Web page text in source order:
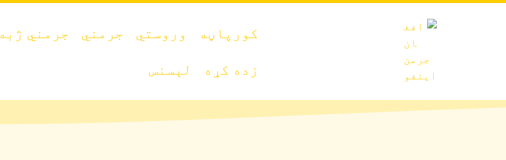
کورپاڼه وروستي جرمني جرمني ژبه
زده کړه لېسنس